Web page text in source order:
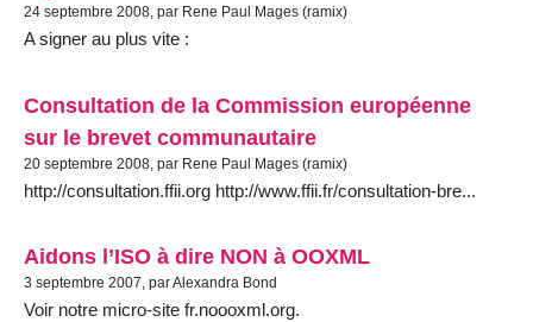
24 septembre 2008, par Rene Paul Mages (ramix)
A signer au plus vite :
Consultation de la Commission européenne
sur le brevet communautaire
20 septembre 2008, par Rene Paul Mages (ramix)
http://consultation.ffii.org http://www.ffii.fr/consultation-bre...
Aidons l’ISO à dire NON à OOXML
3 septembre 2007, par Alexandra Bond
Voir notre micro-site fr.noooxml.org.